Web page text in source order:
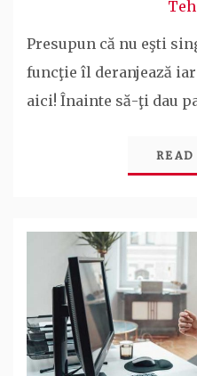
Presupun că nu eşti
funcţie îl deranjează
aici! Înainte să-ţi dau